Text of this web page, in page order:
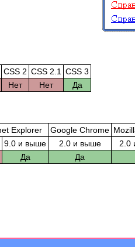
CSS 2 CSS 2.1
CSS 3
Нет Нет Да
Explorer Google Chrome
9.0 и выше 2.0 и выше 2.0
Да Да